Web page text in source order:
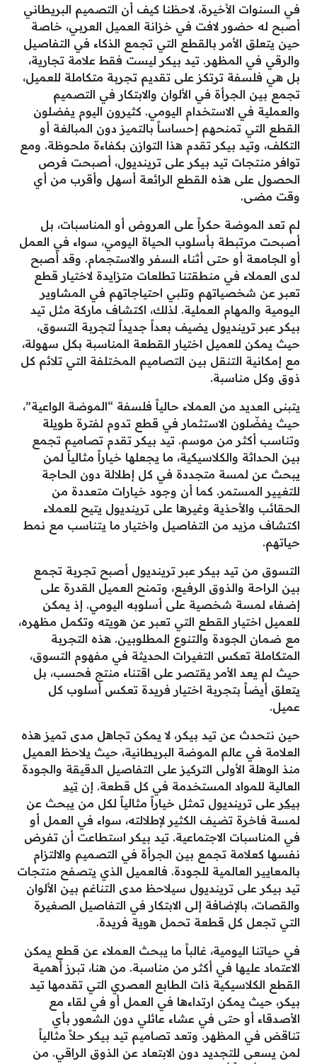
في السنوات الأخيرة، لاحظنا كيف أن التصميم البريطاني
أصبح له حضور لافت في خزانة العميل العربي، خاصة
حين يتعلق الأمر بالقطع التي تجمع الذكاء في التفاصيل
والرقي في المظهر. تيد بيكر ليست فقط علامة تجارية،
بل هي فلسفة ترتكز على تقديم تجربة متكاملة للعميل،
تجمع بين الجرأة في الألوان والابتكار في التصميم
والعملية في الاستخدام اليومي. كثيرون اليوم يفضلون
القطع التي تمنحهم إحساساً بالتميز دون المبالغة أو
التكلف، وتيد بيكر تقدم هذا التوازن بكفاءة ملحوظة. ومع
توافر منتجات تيد بيكر على ترينديول، أصبحت فرص
الحصول على هذه القطع الرائعة أسهل وأقرب من أي
وقت مضى.
لم تعد الموضة حكراً على العروض أو المناسبات، بل
أصبحت مرتبطة بأسلوب الحياة اليومي، سواء في العمل
أو الجامعة أو حتى أثناء السفر والاستجمام. وقد أصبح
لدى العملاء في منطقتنا تطلعات متزايدة لاختيار قطع
تعبر عن شخصياتهم وتلبي احتياجاتهم في المشاوير
اليومية والمهام العملية. لذلك، اكتشاف ماركة مثل تيد
بيكر عبر ترينديول يضيف بعداً جديداً لتجربة التسوق،
حيث يمكن للعميل اختيار القطعة المناسبة بكل سهولة،
مع إمكانية التنقل بين التصاميم المختلفة التي تلائم كل
ذوق وكل مناسبة.
يتبنى العديد من العملاء حالياً فلسفة “الموضة الواعية”،
حيث يفضّلون الاستثمار في قطع تدوم لفترة طويلة
وتناسب أكثر من موسم. تيد بيكر تقدم تصاميم تجمع
بين الحداثة والكلاسيكية، ما يجعلها خياراً مثالياً لمن
يبحث عن لمسة متجددة في كل إطلالة دون الحاجة
للتغيير المستمر. كما أن وجود خيارات متعددة من
الحقائب والأحذية وغيرها على ترينديول يتيح للعملاء
اكتشاف مزيد من التفاصيل واختيار ما يتناسب مع نمط
حياتهم.
التسوق من تيد بيكر عبر ترينديول أصبح تجربة تجمع
بين الراحة والذوق الرفيع، وتمنح العميل القدرة على
إضفاء لمسة شخصية على أسلوبه اليومي. إذ يمكن
للعميل اختيار القطع التي تعبر عن هويته وتكمل مظهره،
مع ضمان الجودة والتنوع المطلوبين. هذه التجربة
المتكاملة تعكس التغيرات الحديثة في مفهوم التسوق،
حيث لم يعد الأمر يقتصر على اقتناء منتج فحسب، بل
يتعلق أيضاً بتجربة اختيار فريدة تعكس أسلوب كل
عميل.
حين نتحدث عن تيد بيكر، لا يمكن تجاهل مدى تميز هذه
العلامة في عالم الموضة البريطانية، حيث يلاحظ العميل
منذ الوهلة الأولى التركيز على التفاصيل الدقيقة والجودة
العالية للمواد المستخدمة في كل قطعة. إن تيد
بيكر على ترينديول تمثل خياراً مثالياً لكل من يبحث عن
لمسة فاخرة تضيف الكثير لإطلالته، سواء في العمل أو
في المناسبات الاجتماعية. تيد بيكر استطاعت أن تفرض
نفسها كعلامة تجمع بين الجرأة في التصميم والالتزام
بالمعايير العالمية للجودة. فالعميل الذي يتصفح منتجات
تيد بيكر على ترينديول سيلاحظ مدى التناغم بين الألوان
والقصات، بالإضافة إلى الابتكار في التفاصيل الصغيرة
التي تجعل كل قطعة تحمل هوية فريدة.
في حياتنا اليومية، غالباً ما يبحث العملاء عن قطع يمكن
الاعتماد عليها في أكثر من مناسبة. من هنا، تبرز أهمية
القطع الكلاسيكية ذات الطابع العصري التي تقدمها تيد
بيكر، حيث يمكن ارتداءها في العمل أو في لقاء مع
الأصدقاء أو حتى في عشاء عائلي دون الشعور بأي
تناقض في المظهر. وتعد تصاميم تيد بيكر حلاً مثالياً
لمن يسعى للتجديد دون الابتعاد عن الذوق الراقي. من